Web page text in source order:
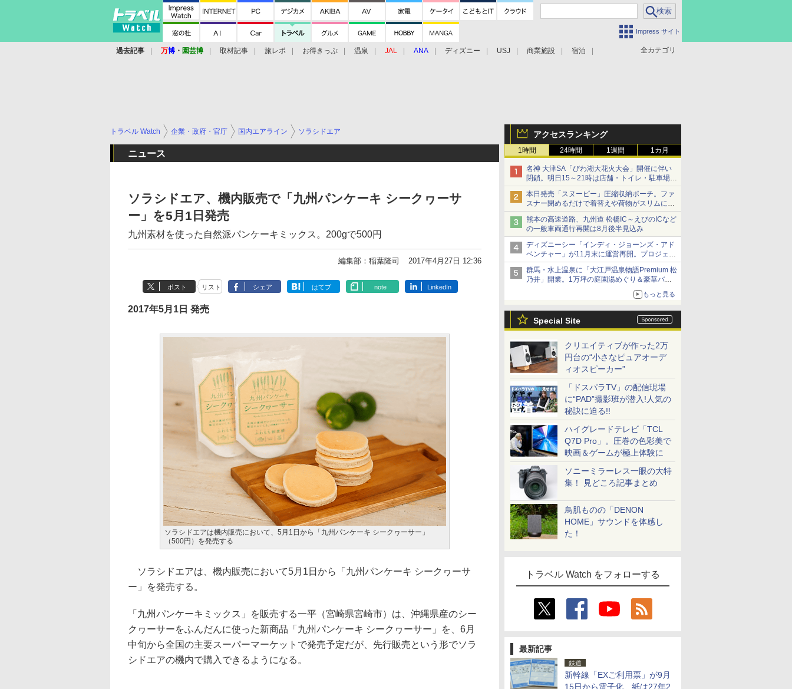
Impress サイト
全カテゴリ
過去記事 万博 ・ 園芸博 取材記事 旅レポ お得きっぷ 温泉 JAL ANA ディズニー USJ 商業施設 宿泊
アクセスランキング
1時間 24時間 1週間 1カ月
名神 大津SA「びわ湖大花火大会」開催に伴い
閉鎖。明日15～21時は店舗・トイレ・駐車場の
利用不可
本日発売「スヌーピー」圧縮収納ポーチ。ファ
スナー閉めるだけで着替えや荷物がスリムにま
とまる
熊本の高速道路、九州道 松橋IC～えびのICなど
の一般車両通行再開は8月後半見込み
ディズニーシー「インディ・ジョーンズ・アド
ベンチャー」が11月末に運営再開。プロジェク
ションマッピングを追加、DPAは1500円
群馬・水上温泉に「大江戸温泉物語Premium 松
乃井」開業。1万坪の庭園湯めぐり＆豪華バイ
もっと見る
Special Site
クリエイティブが作った2万
円台の“小さなピュアオーデ
ィオスピーカー”
「ドスパラTV」の配信現場
に“PAD”撮影班が潜入!人気の
秘訣に迫る!!
ハイグレードテレビ「TCL
Q7D Pro」。圧巻の色彩美で
映画＆ゲームが極上体験に
ソニーミラーレス一眼の大特
集！ 見どころ記事まとめ
鳥肌ものの「DENON
HOME」サウンドを体感し
た！
トラベル Watch をフォローする
最新記事
鉄道
新幹線「EXご利用票」が9月
15日から電子化、紙は27年2
トラベル Watch 企業・政府・官庁 国内エアライン ソラシドエア
ニュース
ソラシドエア、機内販売で「九州パンケーキ シークヮーサ
ー」を5月1日発売
九州素材を使った自然派パンケーキミックス。200gで500円
編集部：稲葉隆司 2017年4月27日 12:36
ポスト リスト シェア はてブ note LinkedIn
2017年5月1日 発売
ソラシドエアは機内販売において、5月1日から「九州パンケーキ シークヮーサー」
（500円）を発売する
ソラシドエアは、機内販売において5月1日から「九州パンケーキ シークヮーサ
ー」を発売する。
「九州パンケーキミックス」を販売する一平（宮崎県宮崎市）は、沖縄県産のシー
クヮーサーをふんだんに使った新商品「九州パンケーキ シークヮーサー」を、6月
中旬から全国の主要スーパーマーケットで発売予定だが、先行販売という形でソラ
シドエアの機内で購入できるようになる。